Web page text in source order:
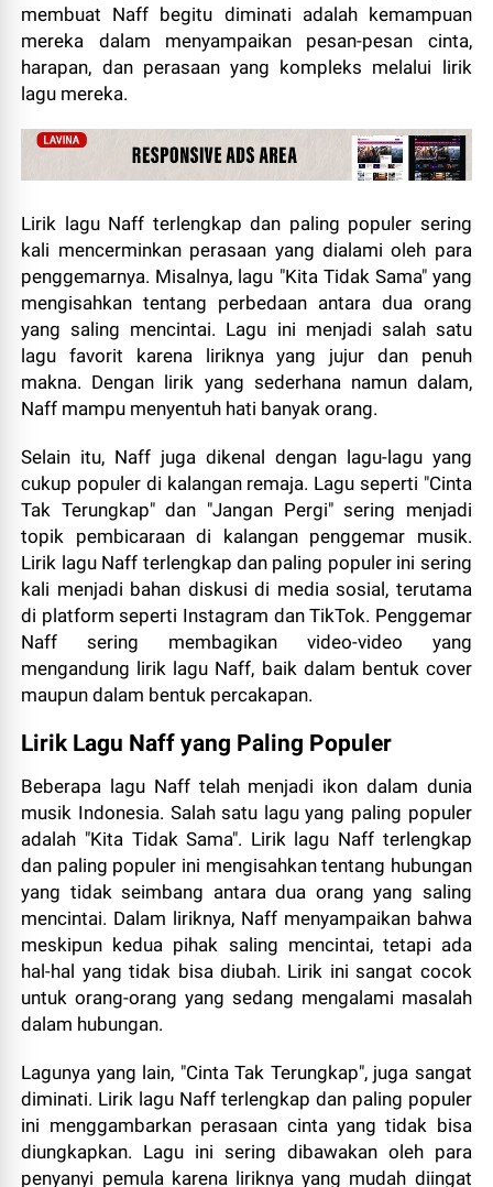
membuat Naff begitu diminati adalah kemampuan
mereka dalam menyampaikan pesan-pesan cinta,
harapan, dan perasaan yang kompleks melalui lirik
lagu mereka.
Lirik lagu Naff terlengkap dan paling populer sering
kali mencerminkan perasaan yang dialami oleh para
penggemarnya. Misalnya, lagu "Kita Tidak Sama" yang
mengisahkan tentang perbedaan antara dua orang
yang saling mencintai. Lagu ini menjadi salah satu
lagu favorit karena liriknya yang jujur dan penuh
makna. Dengan lirik yang sederhana namun dalam,
Naff mampu menyentuh hati banyak orang.
Selain itu, Naff juga dikenal dengan lagu-lagu yang
cukup populer di kalangan remaja. Lagu seperti "Cinta
Tak Terungkap" dan "Jangan Pergi" sering menjadi
topik pembicaraan di kalangan penggemar musik.
Lirik lagu Naff terlengkap dan paling populer ini sering
kali menjadi bahan diskusi di media sosial, terutama
di platform seperti Instagram dan TikTok. Penggemar
Naff sering membagikan video-video yang
mengandung lirik lagu Naff, baik dalam bentuk cover
maupun dalam bentuk percakapan.
Lirik Lagu Naff yang Paling Populer
Beberapa lagu Naff telah menjadi ikon dalam dunia
musik Indonesia. Salah satu lagu yang paling populer
adalah "Kita Tidak Sama". Lirik lagu Naff terlengkap
dan paling populer ini mengisahkan tentang hubungan
yang tidak seimbang antara dua orang yang saling
mencintai. Dalam liriknya, Naff menyampaikan bahwa
meskipun kedua pihak saling mencintai, tetapi ada
hal-hal yang tidak bisa diubah. Lirik ini sangat cocok
untuk orang-orang yang sedang mengalami masalah
dalam hubungan.
Lagunya yang lain, "Cinta Tak Terungkap", juga sangat
diminati. Lirik lagu Naff terlengkap dan paling populer
ini menggambarkan perasaan cinta yang tidak bisa
diungkapkan. Lagu ini sering dibawakan oleh para
penyanyi pemula karena liriknya yang mudah diingat